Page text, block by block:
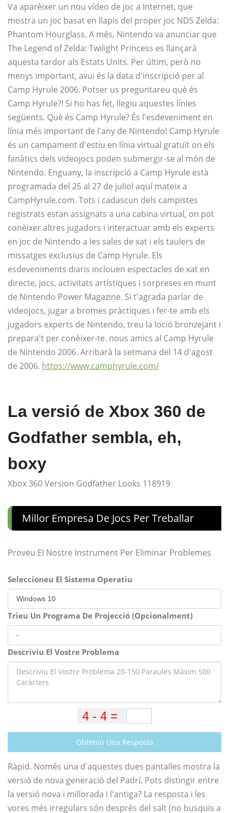
Va aparèixer un nou vídeo de joc a Internet, que
mostra un joc basat en llapis del proper joc NDS Zelda:
Phantom Hourglass. A més, Nintendo va anunciar que
The Legend of Zelda: Twilight Princess es llançarà
aquesta tardor als Estats Units. Per últim, però no
menys important, avui és la data d'inscripció per al
Camp Hyrule 2006. Potser us preguntareu què és
Camp Hyrule?! Si ho has fet, llegiu aquestes línies
següents. Què és Camp Hyrule? És l'esdeveniment en
línia més important de l'any de Nintendo! Camp Hyrule
és un campament d'estiu en línia virtual gratuït on els
fanàtics dels videojocs poden submergir-se al món de
Nintendo. Enguany, la inscripció a Camp Hyrule està
programada del 25 al 27 de juliol aquí mateix a
CampHyrule.com. Tots i cadascun dels campistes
registrats estan assignats a una cabina virtual, on pot
conèixer altres jugadors i interactuar amb els experts
en joc de Nintendo a les sales de xat i els taulers de
missatges exclusius de Camp Hyrule. Els
esdeveniments diaris inclouen espectacles de xat en
directe, jocs, activitats artístiques i sorpreses en munt
de Nintendo Power Magazine. Si t'agrada parlar de
videojocs, jugar a bromes pràctiques i fer-te amb els
jugadors experts de Nintendo, treu la loció bronzejant i
prepara't per conèixer-te. nous amics al Camp Hyrule
de Nintendo 2006. Arribarà la setmana del 14 d'agost
de 2006. https://www.camphyrule.com/
La versió de Xbox 360 de
Godfather sembla, eh,
boxy
Xbox 360 Version Godfather Looks 118919
Millor Empresa De Jocs Per Treballar
Proveu El Nostre Instrument Per Eliminar Problemes
Seleccioneu El Sistema Operatiu
Trieu Un Programa De Projecció (Opcionalment)
Descriviu El Vostre Problema
Obteniu Una Resposta
Ràpid. Només una d'aquestes dues pantalles mostra la
versió de nova generació del Padrí. Pots distingir entre
la versió nova i millorada i l'antiga? La resposta i les
vores més irregulars són després del salt (no busquis a